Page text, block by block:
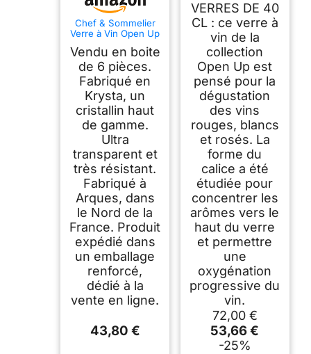
Chef & Sommelier
Verre à Vin Open Up
Vendu en boite
de 6 pièces.
Fabriqué en
Krysta, un
cristallin haut
de gamme.
Ultra
transparent et
très résistant.
Fabriqué à
Arques, dans
le Nord de la
France. Produit
expédié dans
un emballage
renforcé,
dédié à la
vente en ligne.
43,80 €
VERRES DE 40
CL : ce verre à
vin de la
collection
Open Up est
pensé pour la
dégustation
des vins
rouges, blancs
et rosés. La
forme du
calice a été
étudiée pour
concentrer les
arômes vers le
haut du verre
et permettre
une
oxygénation
progressive du
vin.
72,00 €
53,66 €
-25%